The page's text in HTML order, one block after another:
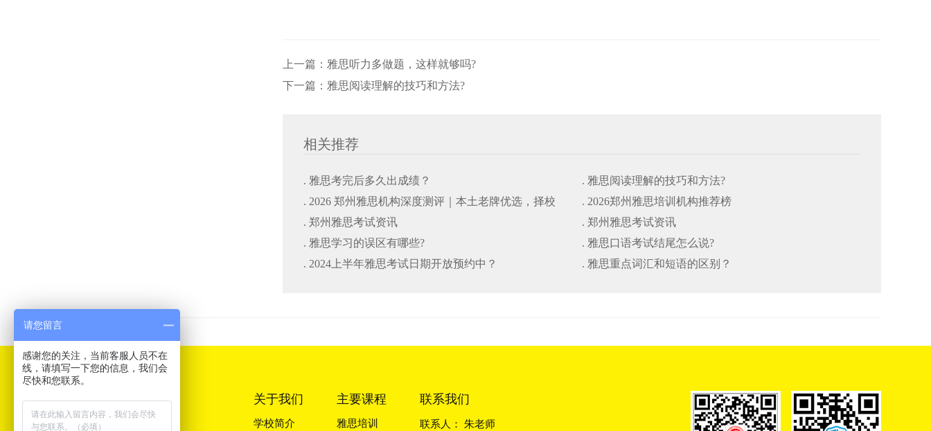
上一篇： 雅思听力多做题，这样就够吗?
下一篇： 雅思阅读理解的技巧和方法?
相关推荐
. 雅思考完后多久出成绩？
. 雅思阅读理解的技巧和方法?
. 2026 郑州雅思机构深度测评｜本土老牌优选，择校
避坑干货指南
. 2026郑州雅思培训机构推荐榜
. 郑州雅思考试资讯
. 郑州雅思考试资讯
. 雅思学习的误区有哪些?
. 雅思口语考试结尾怎么说?
. 2024上半年雅思考试日期开放预约中？
. 雅思重点词汇和短语的区别？
关于我们
学校简介
主要课程
雅思培训
联系我们
联系人： 朱老师
请您留言
感谢您的关注，当前客服人员不在
线，请填写一下您的信息，我们会
尽快和您联系。